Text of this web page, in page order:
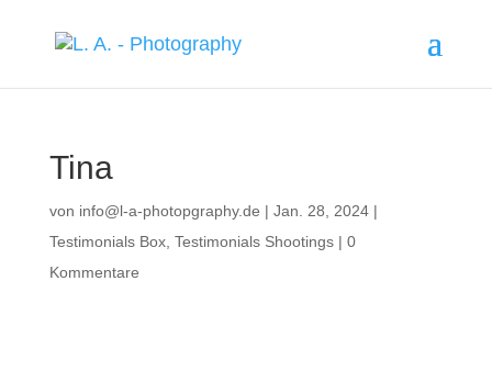
Tina
von info@l-a-photopgraphy.de | Jan. 28, 2024|
Testimonials Box, Testimonials Shootings| 0
Kommentare